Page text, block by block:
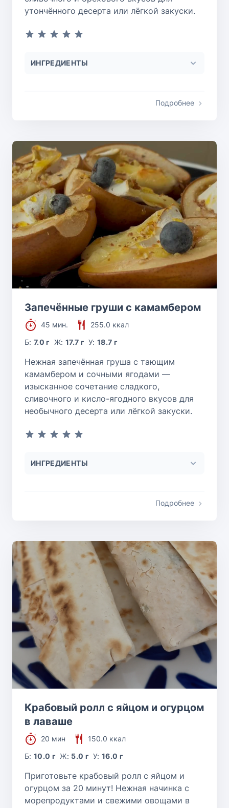
утончённого десерта или лёгкой закуски.
ИНГРЕДИЕНТЫ
Подробнее
Запечённые груши с камамбером
45 мин.
255.0 ккал
Б:7.0 г Ж: 17.7 г У:18.7 г
Нежная запечённая груша с тающим
камамбером и сочными ягодами —
изысканное сочетание сладкого,
сливочного и кисло-ягодного вкусов для
необычного десерта или лёгкой закуски.
ИНГРЕДИЕНТЫ
Подробнее
Крабовый ролл с яйцом и огурцом
в лаваше
20 мин
150.0 ккал
Б:10.0 г Ж: 5.0 г У:16.0 г
Приготовьте крабовый ролл с яйцом и
огурцом за 20 минут! Нежная начинка с
морепродуктами и свежими овощами в